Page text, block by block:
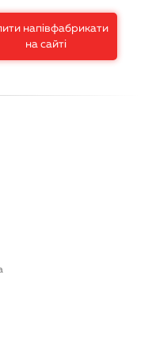
напівфабрикати
на сайті